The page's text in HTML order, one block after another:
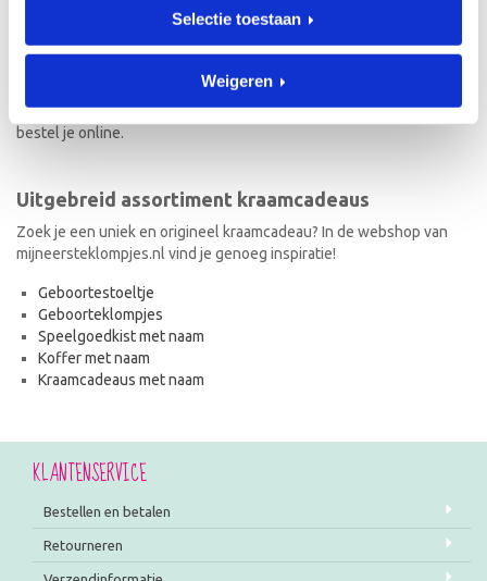
Selectie toestaan
Weigeren
Naast geboorteklompjes vind je op mijneersteklompjes.nl de meest
originele kraamcadeaus met naam. Van geboortestoeltjes en
met naam wordt met de hand geschilderd en is dus uniek! Ook de
kraamcadeaus met naam en in de stijl van het geboortekaartje
bestel je online.
Uitgebreid assortiment kraamcadeaus
Zoek je een uniek en origineel kraamcadeau? In de webshop van
mijneersteklompjes.nl vind je genoeg inspiratie!
Geboortestoeltje
Geboorteklompjes
Speelgoedkist met naam
Koffer met naam
Kraamcadeaus met naam
KLANTENSERVICE
Bestellen en betalen
Retourneren